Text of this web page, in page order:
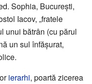
Sophia, București,
Iacov, „fratele
unui bătrân (cu părul
un sul înfășurat,
ierarhi, poartă zicerea